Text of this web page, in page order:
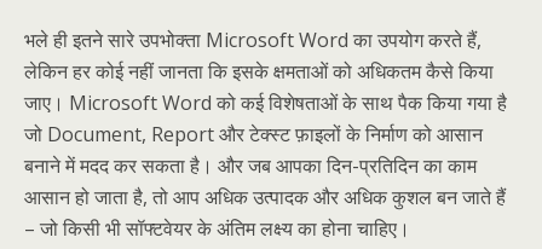
भले ही इतने सारे उपभोक्ता Microsoft Word का उपयोग करते हैं,
लेकिन हर कोई नहीं जानता कि इसके क्षमताओं को अधिकतम कैसे किया
जाए। Microsoft Word को कई विशेषताओं के साथ पैक किया गया है
जो Document, Report और टेक्स्ट फ़ाइलों के निर्माण को आसान
बनाने में मदद कर सकता है। और जब आपका दिन-प्रतिदिन का काम
आसान हो जाता है, तो आप अधिक उत्पादक और अधिक कुशल बन जाते हैं
– जो किसी भी सॉफ्टवेयर के अंतिम लक्ष्य का होना चाहिए।